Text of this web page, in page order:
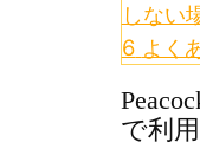
しない
6 よく
で利